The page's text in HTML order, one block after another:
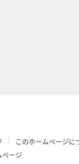
このホームページに
ージ